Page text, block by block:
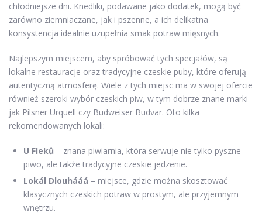
chłodniejsze dni. Knedliki, podawane jako dodatek, mogą być
zarówno ziemniaczane, jak i pszenne, a ich delikatna
konsystencja idealnie uzupełnia smak potraw mięsnych.
Najlepszym miejscem, aby spróbować tych specjałów, są
lokalne restauracje oraz tradycyjne czeskie puby, które oferują
autentyczną atmosferę. Wiele z tych miejsc ma w swojej ofercie
również szeroki wybór czeskich piw, w tym dobrze znane marki
jak Pilsner Urquell czy Budweiser Budvar. Oto kilka
rekomendowanych lokali:
U Fleků – znana piwiarnia, która serwuje nie tylko pyszne
piwo, ale także tradycyjne czeskie jedzenie.
Lokál Dlouhááá – miejsce, gdzie można skosztować
klasycznych czeskich potraw w prostym, ale przyjemnym
wnętrzu.